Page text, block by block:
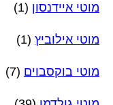
מוטי איידנסון (1)
מוטי אילוביץ (1)
מוטי בוקסבוים (7)